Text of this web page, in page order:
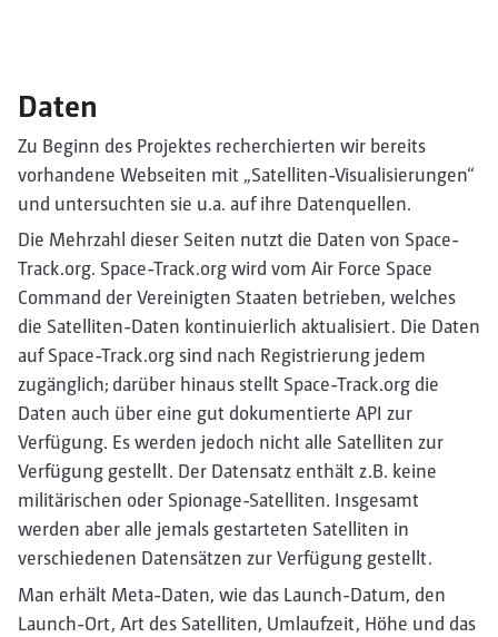
Daten
Zu Beginn des Projektes recherchierten wir bereits
vorhandene Webseiten mit „Satelliten-Visualisierungen“
und untersuchten sie u.a. auf ihre Datenquellen.
Die Mehrzahl dieser Seiten nutzt die Daten von Space-
Track.org. Space-Track.org wird vom Air Force Space
Command der Vereinigten Staaten betrieben, welches
die Satelliten-Daten kontinuierlich aktualisiert. Die Daten
auf Space-Track.org sind nach Registrierung jedem
zugänglich; darüber hinaus stellt Space-Track.org die
Daten auch über eine gut dokumentierte API zur
Verfügung. Es werden jedoch nicht alle Satelliten zur
Verfügung gestellt. Der Datensatz enthält z.B. keine
militärischen oder Spionage-Satelliten. Insgesamt
werden aber alle jemals gestarteten Satelliten in
verschiedenen Datensätzen zur Verfügung gestellt.
Man erhält Meta-Daten, wie das Launch-Datum, den
Launch-Ort, Art des Satelliten, Umlaufzeit, Höhe und das